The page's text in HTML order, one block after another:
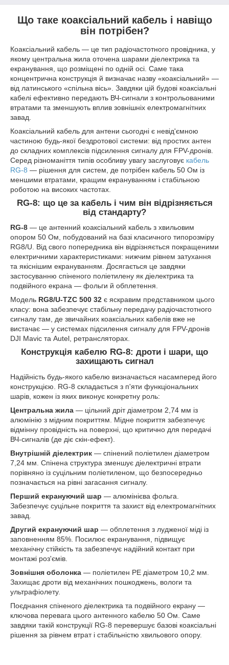
Що таке коаксіальний кабель і навіщо
він потрібен?
Коаксіальний кабель — це тип радіочастотного провідника, у
якому центральна жила оточена шарами діелектрика та
екранування, що розміщені по одній осі. Саме така
концентрична конструкція й визначає назву «коаксіальний» —
від латинського «спільна вісь». Завдяки цій будові коаксіальні
кабелі ефективно передають ВЧ-сигнали з контрольованими
втратами та зменшують вплив зовнішніх електромагнітних
завад.
Коаксіальний кабель для антени сьогодні є невід'ємною
частиною будь-якої бездротової системи: від простих антен
до складних комплексів підсилення сигналу для FPV-дронів.
Серед різноманіття типів особливу увагу заслуговує кабель
RG-8 — рішення для систем, де потрібен кабель 50 Ом із
меншими втратами, кращим екрануванням і стабільною
роботою на високих частотах.
RG-8: що це за кабель і чим він відрізняється
від стандарту?
RG-8 — це антенний коаксіальний кабель з хвильовим
опором 50 Ом, побудований на базі класичного типорозміру
RG8/U. Від свого попередника він відрізняється покращеними
електричними характеристиками: нижчим рівнем затухання
та якіснішим екрануванням. Досягається це завдяки
застосуванню спіненого поліетилену як діелектрика та
подвійного екрана — фольги й обплетення.
Модель RG8/U-TZC 500 32 є яскравим представником цього
класу: вона забезпечує стабільну передачу радіочастотного
сигналу там, де звичайних коаксіальних кабелів вже не
вистачає — у системах підсилення сигналу для FPV-дронів
DJI Mavic та Autel, ретрансляторах.
Конструкція кабелю RG-8: дроти і шари, що
захищають сигнал
Надійність будь-якого кабелю визначається насамперед його
конструкцією. RG-8 складається з п'яти функціональних
шарів, кожен із яких виконує конкретну роль:
Центральна жила — цільний дріт діаметром 2,74 мм із
алюмінію з мідним покриттям. Мідне покриття забезпечує
відмінну провідність на поверхні, що критично для передачі
ВЧ-сигналів (де діє скін-ефект).
Внутрішній діелектрик — спінений поліетилен діаметром
7,24 мм. Спінена структура зменшує діелектричні втрати
порівняно із суцільним поліетиленом, що безпосередньо
позначається на рівні загасання сигналу.
Перший екрануючий шар — алюмінієва фольга.
Забезпечує суцільне покриття та захист від електромагнітних
завад.
Другий екрануючий шар — обплетення з лудженої міді із
заповненням 85%. Посилює екранування, підвищує
механічну стійкість та забезпечує надійний контакт при
монтажі роз'ємів.
Зовнішня оболонка — поліетилен PE діаметром 10,2 мм.
Захищає дроти від механічних пошкоджень, вологи та
ультрафіолету.
Поєднання спіненого діелектрика та подвійного екрану —
ключова перевага цього антенного кабелю 50 Ом. Саме
завдяки такій конструкції RG-8 перевершує базові коаксіальні
рішення за рівнем втрат і стабільністю хвильового опору.